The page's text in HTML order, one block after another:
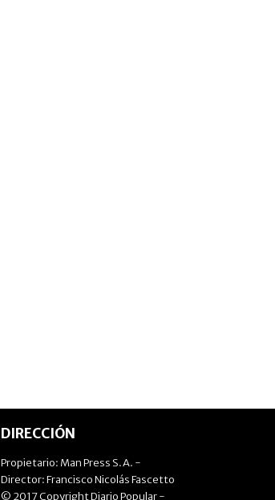
DIRECCIÓN
Propietario: Man Press S.A. -
Director: Francisco Nicolás Fascetto
© 2017 Copyright Diario Popular -